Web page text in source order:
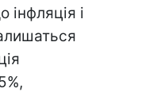
і